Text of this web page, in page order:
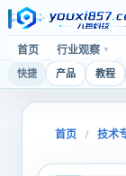
首页 行业观察 ▼
快捷 产品 教程
首页 / 技术